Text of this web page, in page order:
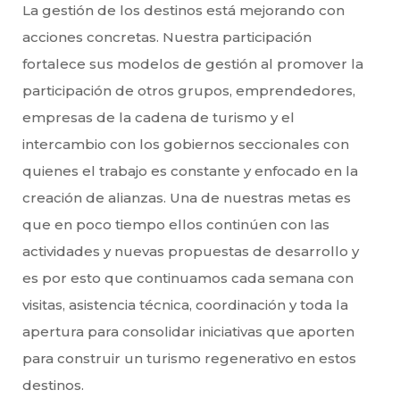
La gestión de los destinos está mejorando con
acciones concretas. Nuestra participación
fortalece sus modelos de gestión al promover la
participación de otros grupos, emprendedores,
empresas de la cadena de turismo y el
intercambio con los gobiernos seccionales con
quienes el trabajo es constante y enfocado en la
creación de alianzas. Una de nuestras metas es
que en poco tiempo ellos continúen con las
actividades y nuevas propuestas de desarrollo y
es por esto que continuamos cada semana con
visitas, asistencia técnica, coordinación y toda la
apertura para consolidar iniciativas que aporten
para construir un turismo regenerativo en estos
destinos.